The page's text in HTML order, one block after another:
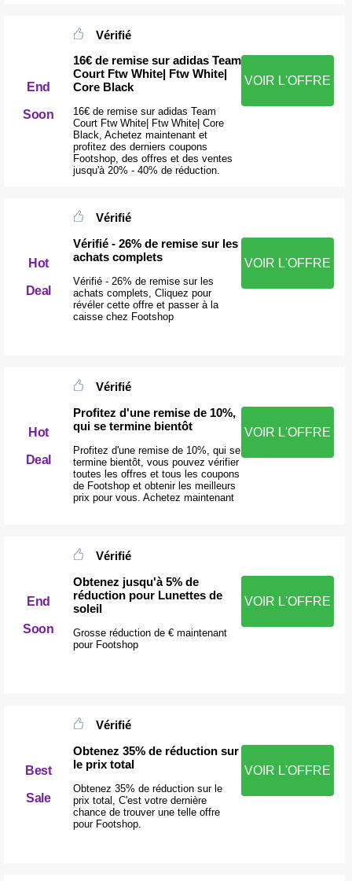
End
Soon
Vérifié
16€ de remise sur adidas Team
Court Ftw White| Ftw White|
Core Black
16€ de remise sur adidas Team
Court Ftw White| Ftw White| Core
Black, Achetez maintenant et
profitez des derniers coupons
Footshop, des offres et des ventes
jusqu'à 20% - 40% de réduction.
VOIR L'OFFRE
Hot
Deal
Vérifié
Vérifié - 26% de remise sur les
achats complets
Vérifié - 26% de remise sur les
achats complets, Cliquez pour
révéler cette offre et passer à la
caisse chez Footshop
VOIR L'OFFRE
Hot
Deal
Vérifié
Profitez d'une remise de 10%,
qui se termine bientôt
Profitez d'une remise de 10%, qui se
termine bientôt, vous pouvez vérifier
toutes les offres et tous les coupons
de Footshop et obtenir les meilleurs
prix pour vous. Achetez maintenant
VOIR L'OFFRE
End
Soon
Vérifié
Obtenez jusqu'à 5% de
réduction pour Lunettes de
soleil
Grosse réduction de € maintenant
pour Footshop
VOIR L'OFFRE
Best
Sale
Vérifié
Obtenez 35% de réduction sur
le prix total
Obtenez 35% de réduction sur le
prix total, C'est votre dernière
chance de trouver une telle offre
pour Footshop.
VOIR L'OFFRE